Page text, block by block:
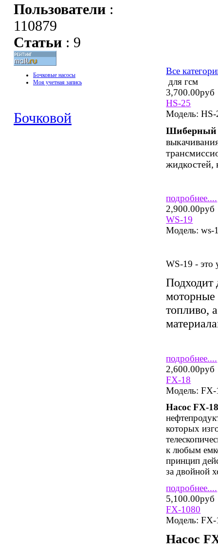
Пользователи :
110879
Статьи : 9
Все
для гсм
3,700.00руб
HS-25
Модель:
Шиберный
жидкостей,
подробнее....
2,900.00руб
WS-19
Модель: ws-
WS-19 - это
Подходит
моторные
топливо,
подробнее....
2,600.00руб
FX-18
Модель:
Насос FX-
которых
к любым
принцип
за двойной
подробнее....
5,100.00руб
FX-1080
Модель:
Насос
Бочковые насосы
Моя учетная запись
Бочковой